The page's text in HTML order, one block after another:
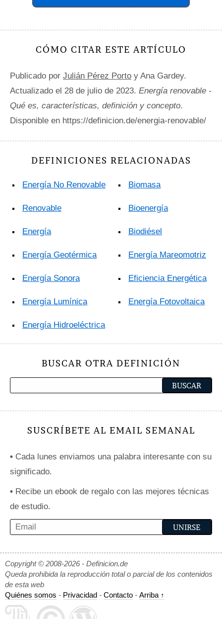
CÓMO CITAR ESTE ARTÍCULO
Publicado por Julián Pérez Porto y Ana Gardey.
Actualizado el 28 de julio de 2023. Energía renovable -
Qué es, características, definición y concepto.
Disponible en https://definicion.de/energia-renovable/
DEFINICIONES RELACIONADAS
Energía No Renovable
Renovable
Energía
Energía Geotérmica
Energía Sonora
Energía Lumínica
Energía Hidroeléctrica
Biomasa
Bioenergía
Biodiésel
Energía Mareomotriz
Eficiencia Energética
Energía Fotovoltaica
BUSCAR OTRA DEFINICIÓN
SUSCRÍBETE AL EMAIL SEMANAL
• Cada lunes enviamos una palabra interesante con su
significado.
• Recibe un ebook de regalo con las mejores técnicas
de estudio.
Copyright © 2008-2026 - Definicion.de
Queda prohibida la reproducción total o parcial de los contenidos
de esta web
Quiénes somos - Privacidad - Contacto - Arriba ↑